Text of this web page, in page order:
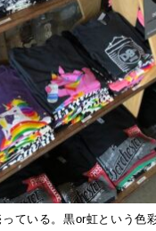
ている。黒or虹という色